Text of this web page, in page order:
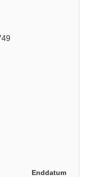
Enddatum